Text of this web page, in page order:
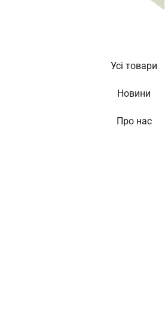
Усі товари
Новини
Про нас